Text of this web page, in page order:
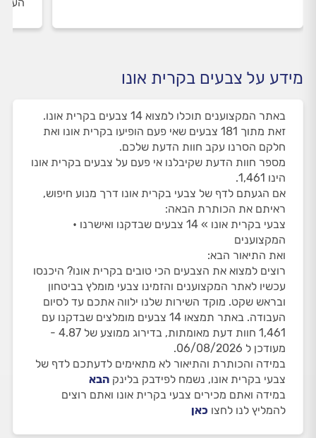
מידע על צבעים בקרית אונו
באתר המקצוענים תוכלו למצוא 14 צבעים בקרית אונו.
זאת מתוך 181 צבעים שאי פעם הופיעו בקרית אונו ואת
חלקם הסרנו עקב חוות הדעת שלכם.
מספר חוות הדעת שקיבלנו אי פעם על צבעים בקרית אונו
הינו 1,461.
אם הגעתם לדף של צבעי בקרית אונו דרך מנוע חיפוש,
ראיתם את הכותרת הבאה:
צבעי בקרית אונו » 14 צבעים שבדקנו ואישרנו •
המקצוענים
ואת התיאור הבא:
רוצים למצוא את הצבעים הכי טובים בקרית אונו? היכנסו
עכשיו לאתר המקצוענים והזמינו צבעי מומלץ בביטחון
ובראש שקט. מוקד השירות שלנו ילווה אתכם עד לסיום
העבודה. באתר תמצאו 14 צבעים מומלצים שבדקנו עם
1,461 חוות דעת מאומתות, בדירוג ממוצע של 4.87 -
מעודכן ל 06/08/2026.
במידה והכותרת והתיאור לא מתאימים לדעתכם לדף של
צבעי בקרית אונו, נשמח לפידבק בלינק הבא
במידה ואתם מכירים צבעי בקרית אונו ואתם רוצים
להמליץ לנו לחצו כאן